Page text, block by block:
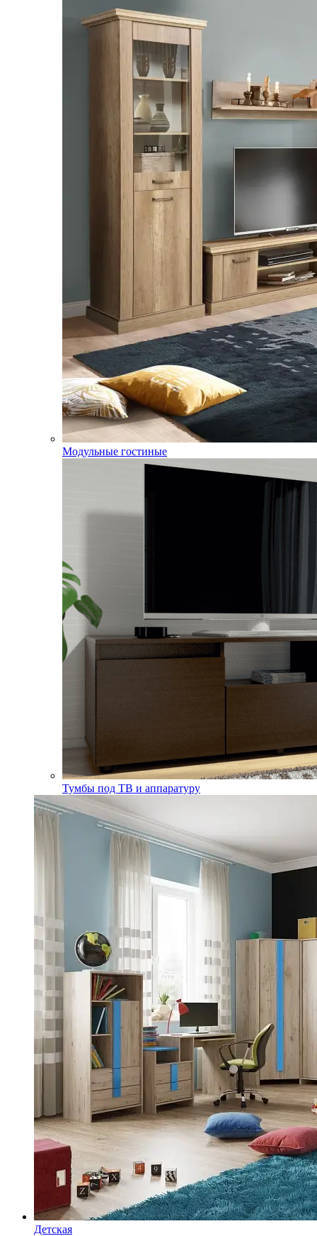
Модульные гостиные
Тумбы под ТВ и аппаратуру
Детская